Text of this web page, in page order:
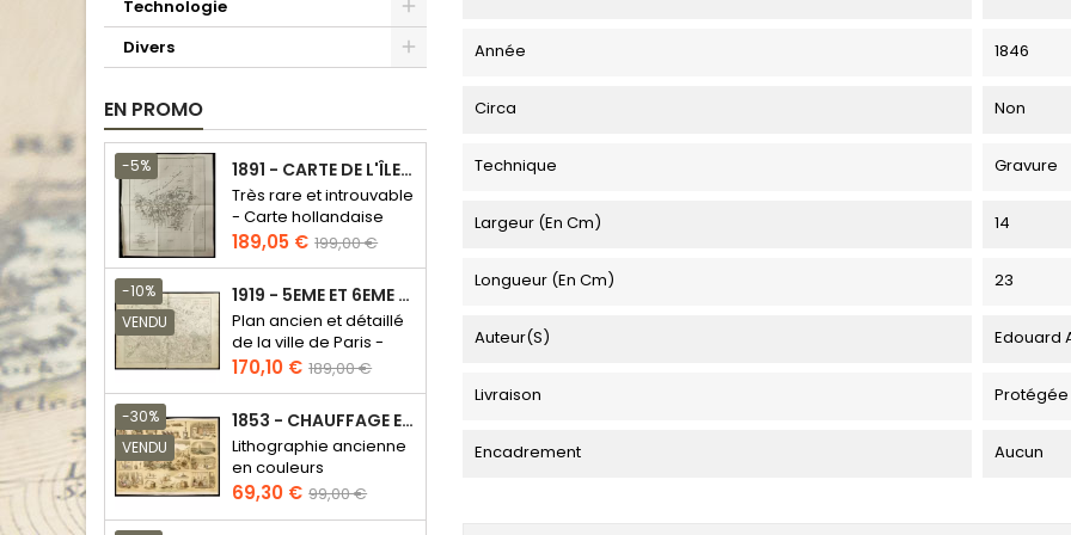
Technologie
Divers
EN PROMO
-5% 1891 - CARTE DE L'ÎLE DE BORNÉO
Très rare et introuvable
- Carte hollandaise
Prix
189,05 € Prix
de
base
199,00 €
-10%
VENDU
1919 - 5EME ET 6EME ARRONDISSEMENT DE PARIS
Plan ancien et détaillé
de la ville de Paris -
Odéon - Sorbonne
Prix
170,10 € Prix
de
base
189,00 €
-30%
VENDU
1853 - CHAUFFAGE ET ÉCLAIRAGE (LITHOGRAPHIE)
Lithographie ancienne
en couleurs
Prix
69,30 € Prix
de
99,00 €
Année 1846
Circa Non
Technique Gravure
Largeur (en Cm) 14
Longueur (en Cm) 23
Auteur(s) Edouard
Livraison Protégée
Encadrement Aucun